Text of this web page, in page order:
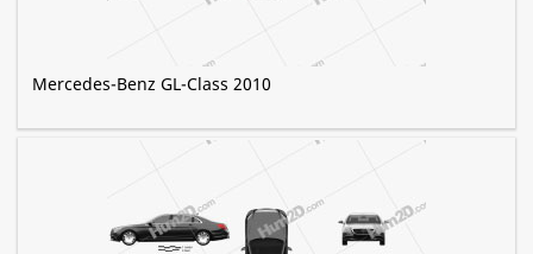
Mercedes-Benz GL-Class 2010